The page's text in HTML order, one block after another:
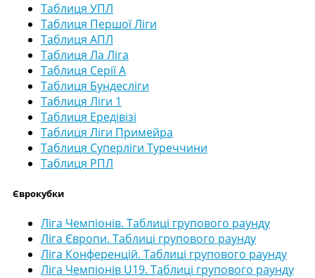
Таблиця УПЛ
Таблиця Першої Ліги
Таблиця АПЛ
Таблиця Ла Ліга
Таблиця Серії А
Таблиця Бундесліги
Таблиця Ліги 1
Таблиця Ередівізі
Таблиця Ліги Примейра
Таблиця Суперліги Туреччини
Таблиця РПЛ
Єврокубки
Ліга Чемпіонів. Таблиці групового раунду
Ліга Європи. Таблиці групового раунду
Ліга Конференцій. Таблиці групового раунду
Ліга Чемпіонів U19. Таблиці групового раунду